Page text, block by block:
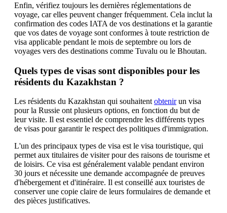
Enfin, vérifiez toujours les dernières réglementations de
voyage, car elles peuvent changer fréquemment. Cela inclut la
confirmation des codes IATA de vos destinations et la garantie
que vos dates de voyage sont conformes à toute restriction de
visa applicable pendant le mois de septembre ou lors de
voyages vers des destinations comme Tuvalu ou le Bhoutan.
Quels types de visas sont disponibles pour les
résidents du Kazakhstan ?
Les résidents du Kazakhstan qui souhaitent obtenirun visa
pour la Russie ont plusieurs options, en fonction du but de
leur visite. Il est essentiel de comprendre les différents types
de visas pour garantir le respect des politiques d'immigration.
L'un des principaux types de visa est le visa touristique, qui
permet aux titulaires de visiter pour des raisons de tourisme et
de loisirs. Ce visa est généralement valable pendant environ
30 jours et nécessite une demande accompagnée de preuves
d'hébergement et d'itinéraire. Il est conseillé aux touristes de
conserver une copie claire de leurs formulaires de demande et
des pièces justificatives.